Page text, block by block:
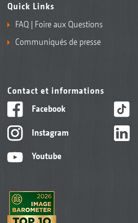
Quick Links
FAQ | Foire aux Questions
Communiqués de presse
Contact et informations
Facebook
Instagram
Youtube